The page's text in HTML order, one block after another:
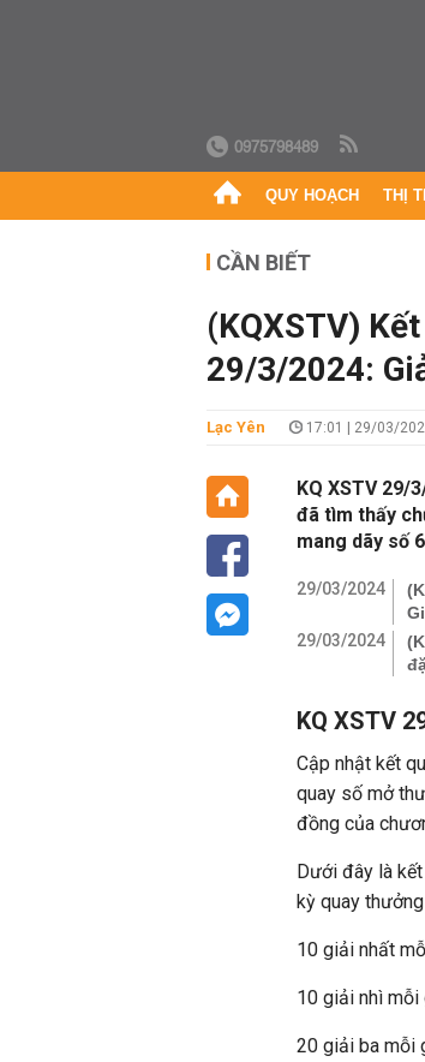
0975798489
QUY HOẠCH THỊ
CẦN BIẾT
(KQXSTV)
29/3/2024:
Lạc Yên 17:01 | 29/03/
KQ XSTV 29/
đã tìm thấy
mang dãy số
29/03/2024
29/03/2024
KQ XSTV
Cập nhật kết
quay số mở
đồng của
Dưới đây là
kỳ quay
10 giải nhất
10 giải nhì
20 giải ba mỗi